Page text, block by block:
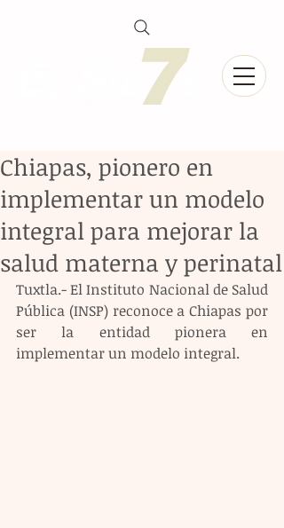
Chiapas, pionero en
implementar un modelo
integral para mejorar la
salud materna y perinatal
Tuxtla.- El Instituto Nacional de Salud
Pública (INSP) reconoce a Chiapas por
ser la entidad pionera en
implementar un modelo integral.